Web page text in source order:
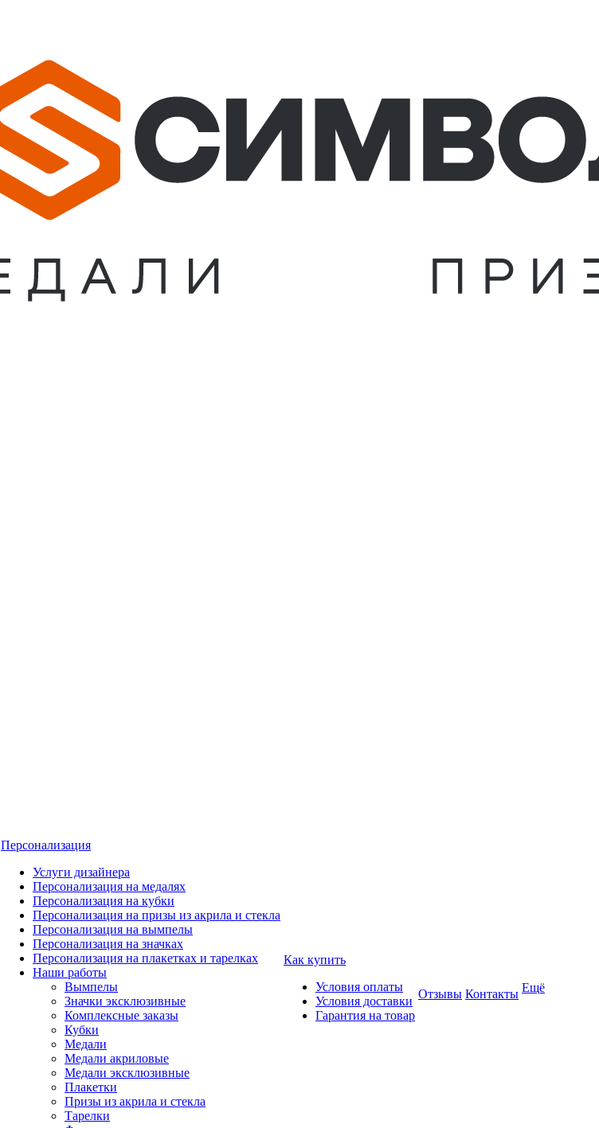
Персонализация
Услуги дизайнера
Персонализация на медалях
Персонализация на кубки
Персонализация на призы из акрила и стекла
Персонализация на вымпелы
Персонализация на значках
Персонализация на плакетках и тарелках
Наши работы
Вымпелы
Значки эксклюзивные
Комплексные заказы
Кубки
Медали
Медали акриловые
Медали эксклюзивные
Плакетки
Призы из акрила и стекла
Тарелки
Как купить
Условия оплаты
Условия доставки
Гарантия на товар
Отзывы Контакты Ещё